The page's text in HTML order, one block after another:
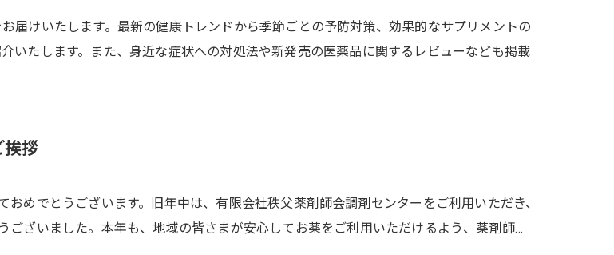
届けいたします。最新の健康トレンドから季節ごとの予防対策、効果的なサプリメントの
いたします。また、身近な症状への対処法や新発売の医薬品に関するレビューなども掲載
挨拶
おめでとうございます。旧年中は、有限会社秩父薬剤師会調剤センターをご利用いただき、
ございました。本年も、地域の皆さまが安心してお薬をご利用いただけるよう、薬剤師…